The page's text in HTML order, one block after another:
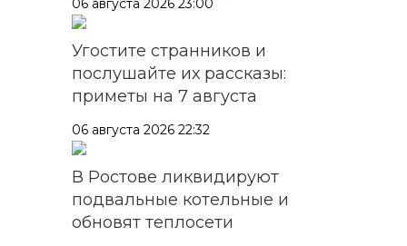
Угостите странников и
послушайте их рассказы:
приметы на 7 августа
06 августа 2026 22:32
В Ростове ликвидируют
подвальные котельные и
обновят теплосети